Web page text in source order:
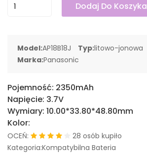
Dodaj Do Koszyka
Model:AP18B18J Typ:litowo-jonowa
Marka:Panasonic
Pojemność: 2350mAh
Napięcie: 3.7V
Wymiary: 10.00*33.80*48.80mm
Kolor:
OCEŃ:
28 osób kupiło
Kategoria:Kompatybilna Bateria